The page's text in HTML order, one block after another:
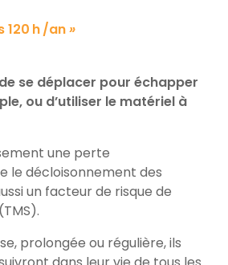
120 h /an»
se déplacer pour échapper
ou d’utiliser le matériel à
une perte
le décloisonnement des
un facteur de risque de
prolongée ou régulière, ils